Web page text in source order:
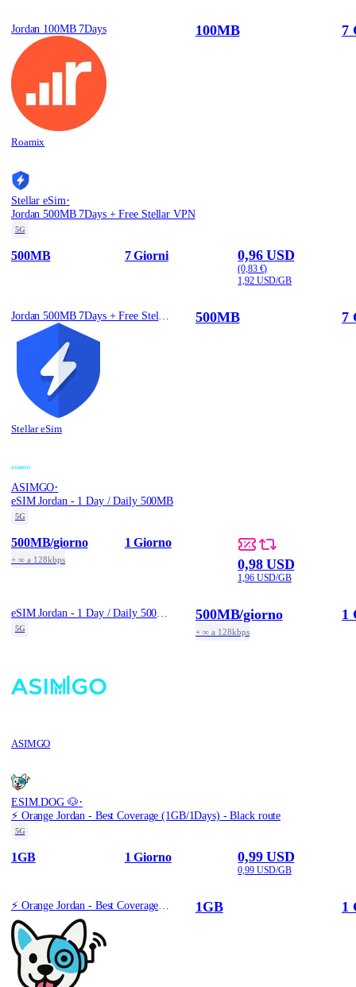
Jordan 100MB 7Days
Roamix
100MB 7
Stellar eSim·
Jordan 500MB 7Days + Free Stellar VPN
5G
500MB 7 Giorni 0,96 USD
(0,83 €)
1,92 USD/GB
Stellar eSim
500MB 7
ASIMGO·
eSIM Jordan - 1 Day / Daily 500MB
5G
500MB/giorno
+ ∞ a 128kbps
1 Giorno
0,98 USD
1,96 USD/GB
5G
ASIMGO
500MB/giorno
+ ∞ a 128kbps
1
ESIM.DOG 🐶·
⚡️ Orange Jordan - Best Coverage (1GB/1Days) - Black route
5G
1GB 1 Giorno 0,99 USD
0,99 USD/GB
1GB 1